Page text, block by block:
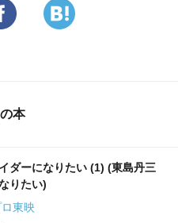
本
ダーになりたい (1) (東島丹三
りたい)
東映